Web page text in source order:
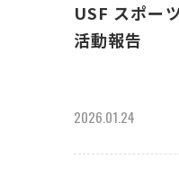
USF スポー
活動報告
2026.01.24